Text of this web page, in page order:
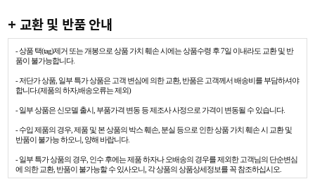
+ 교환 및 반품 안내
- 상품 택(tag)제거 또는 개봉으로 상품 가치 훼손 시에는 상품수령 후 7일 이내라도 교환 및 반
품이 불가능합니다.
- 저단가 상품, 일부 특가 상품은 고객 변심에 의한 교환, 반품은 고객께서 배송비를 부담하셔야
합니다.(제품의 하자,배송오류는 제외)
- 일부 상품은 신모델 출시, 부품가격 변동 등 제조사 사정으로 가격이 변동될 수 있습니다.
- 수입 제품의 경우, 제품 및 본 상품의 박스 훼손, 분실 등으로 인한 상품 가치 훼손 시 교환 및
반품이 불가능 하오니, 양해 바랍니다.
- 일부 특가 상품의 경우, 인수 후에는 제품 하자나 오배송의 경우를 제외한 고객님의 단순변심
에 의한 교환, 반품이 불가능할 수 있사오니, 각 상품의 상품상세정보를 꼭 참조하십시오.